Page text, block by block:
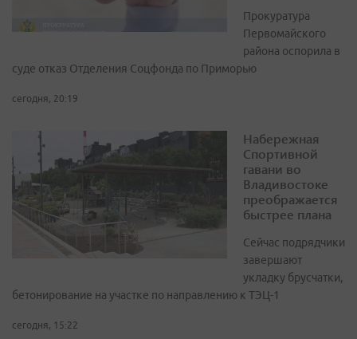
Прокуратура
Первомайского
района оспорила в
суде отказ Отделения Соцфонда по Приморью
сегодня, 20:19
Набережная
Спортивной
гавани во
Владивостоке
преображается
быстрее плана
Сейчас подрядчики
завершают
укладку брусчатки,
бетонирование на участке по направлению к ТЭЦ-1
сегодня, 15:22